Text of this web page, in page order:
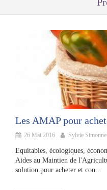
Les AMAP pour
26 Mai 2016 Sylvie
Equitables, écologiques,
Aides au Maintien de
solution pour acheter et con...